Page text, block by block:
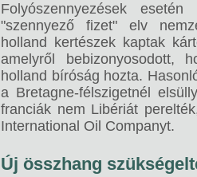
Folyószennyezések
"szennyező fizet" elv
holland kertészek kaptak
amelyről bebizonyosodott,
holland bíróság hozta.
a Bretagne-félszigetnél
franciák nem Libériát
International Oil Companyt.
Új összhang